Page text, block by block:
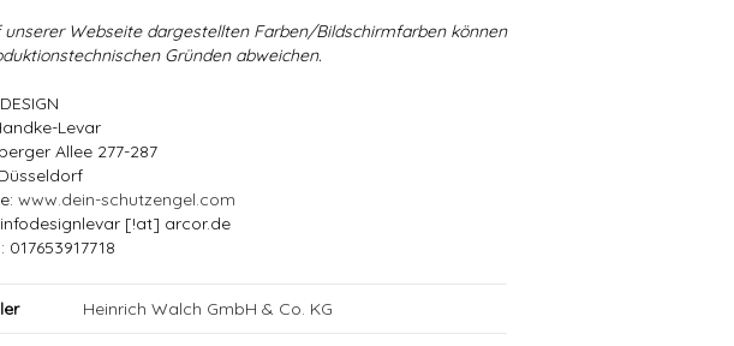
unserer Webseite dargestellten Farben/Bildschirmfarben können
Gründen abweichen.
Levar
Allee 277-287
www.dein-schutzengel.com
[!at] arcor.de
017653917718
Heinrich Walch GmbH & Co. KG